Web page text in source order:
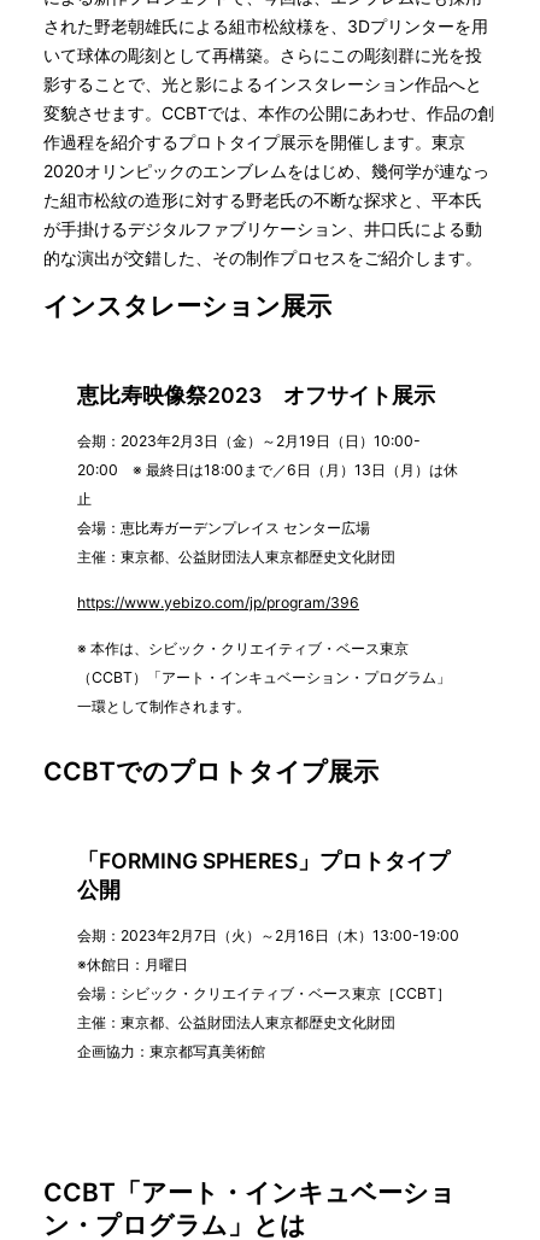
された野老朝雄氏による組市松紋様を、3Dプリンターを用
いて球体の彫刻として再構築。さらにこの彫刻群に光を投
影することで、光と影によるインスタレーション作品へと
変貌させます。CCBTでは、本作の公開にあわせ、作品の創
作過程を紹介するプロトタイプ展示を開催します。東京
2020オリンピックのエンブレムをはじめ、幾何学が連なっ
た組市松紋の造形に対する野老氏の不断な探求と、平本氏
が手掛けるデジタルファブリケーション、井口氏による動
的な演出が交錯した、その制作プロセスをご紹介します。
インスタレーション展示
恵比寿映像祭2023 オフサイト展示
会期：2023年2月3日（金）～2月19日（日）10:00-
20:00 ※ 最終日は18:00まで／6日（月）13日（月）は休
止
会場：恵比寿ガーデンプレイス センター広場
主催：東京都、公益財団法人東京都歴史文化財団
https://www.yebizo.com/jp/program/396
※ 本作は、シビック・クリエイティブ・ベース東京
（CCBT）「アート・インキュベーション・プログラム」
一環として制作されます。
CCBTでのプロトタイプ展示
「FORMING SPHERES」プロトタイプ
公開
会期：2023年2月7日（火）～2月16日（木）13:00-19:00
※休館日：月曜日
会場：シビック・クリエイティブ・ベース東京［CCBT］
主催：東京都、公益財団法人東京都歴史文化財団
企画協力：東京都写真美術館
CCBT「アート・インキュベーショ
ン・プログラム」とは